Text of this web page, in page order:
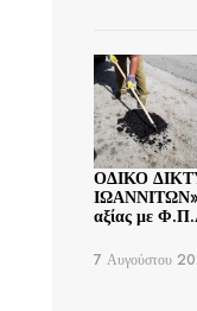
ΟΔΙΚΟ
ΙΩΑΝΝΙΤΩΝ»,
αξίας με
7 Αυγούστου